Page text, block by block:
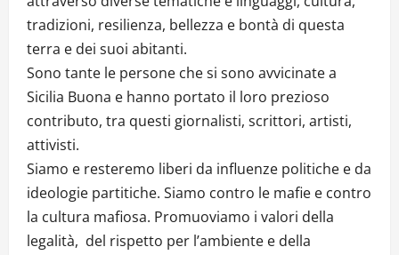
tradizioni, resilienza, bellezza e bontà di questa
terra e dei suoi abitanti.
Sono tante le persone che si sono avvicinate a
Sicilia Buona e hanno portato il loro prezioso
contributo, tra questi giornalisti, scrittori, artisti,
attivisti.
Siamo e resteremo liberi da influenze politiche e da
ideologie partitiche. Siamo contro le mafie e contro
la cultura mafiosa. Promuoviamo i valori della
legalità, del rispetto per l’ambiente e della